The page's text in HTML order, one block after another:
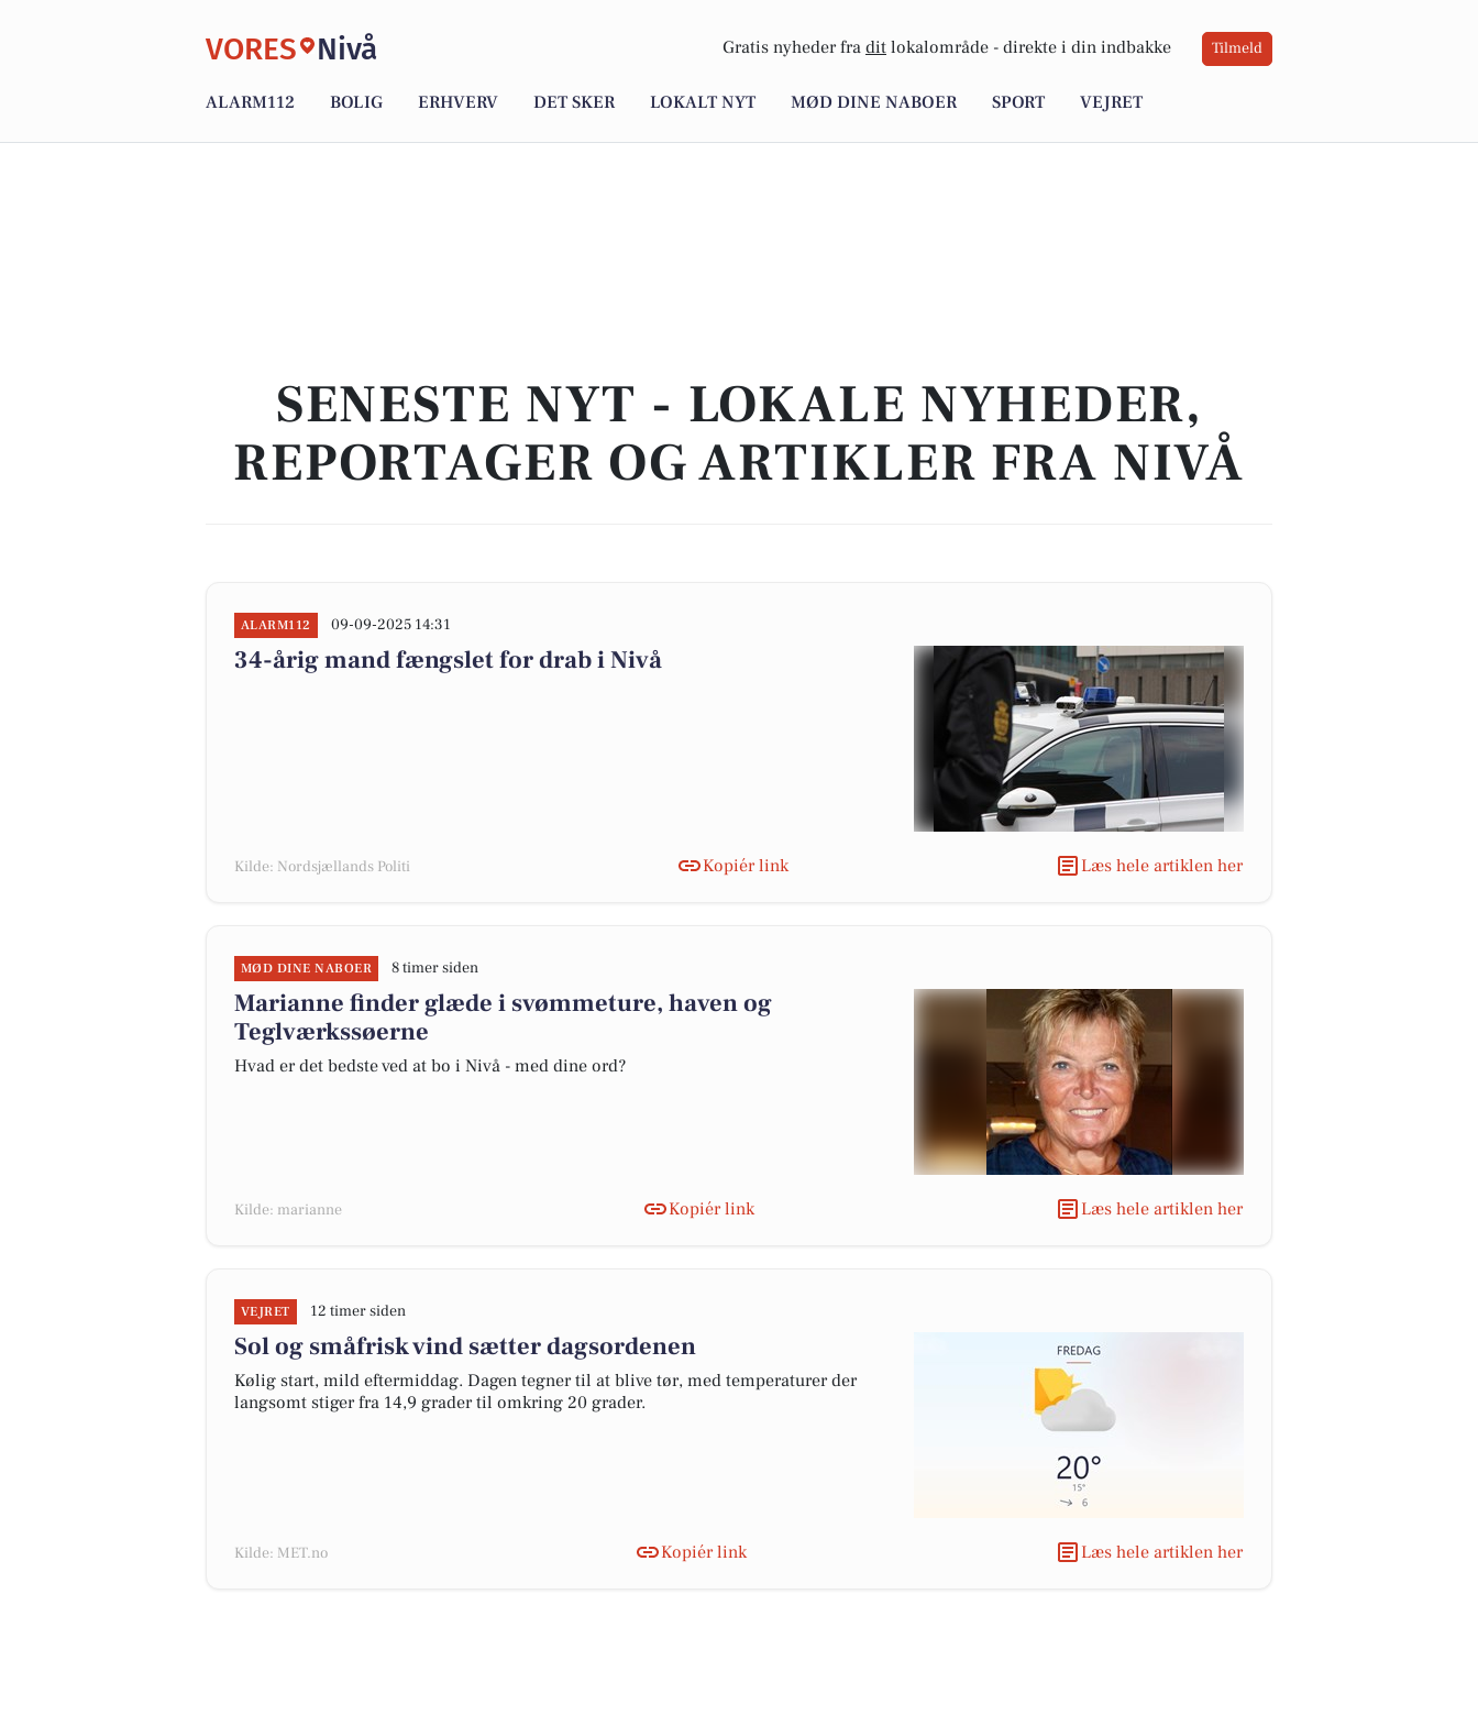
VORES Nivå Gratis nyheder fra dit lokalområde - direkte i din indbakke Tilmeld
ALARM112 BOLIG ERHVERV DET SKER LOKALT NYT MØD DINE NABOER SPORT VEJRET
SENESTE NYT - LOKALE NYHEDER,
REPORTAGER OG ARTIKLER FRA NIVÅ
ALARM112 09-09-2025 14:31
34-årig mand fængslet for drab i Nivå
Kilde: Nordsjællands Politi Kopiér link Læs hele artiklen her
MØD DINE NABOER 8 timer siden
Marianne finder glæde i svømmeture, haven og
Teglværkssøerne
Hvad er det bedste ved at bo i Nivå - med dine ord?
Kilde: marianne Kopiér link Læs hele artiklen her
VEJRET 12 timer siden
Sol og småfrisk vind sætter dagsordenen
Kølig start, mild eftermiddag. Dagen tegner til at blive tør, med temperaturer der
langsomt stiger fra 14,9 grader til omkring 20 grader.
Kilde: MET.no Kopiér link Læs hele artiklen her